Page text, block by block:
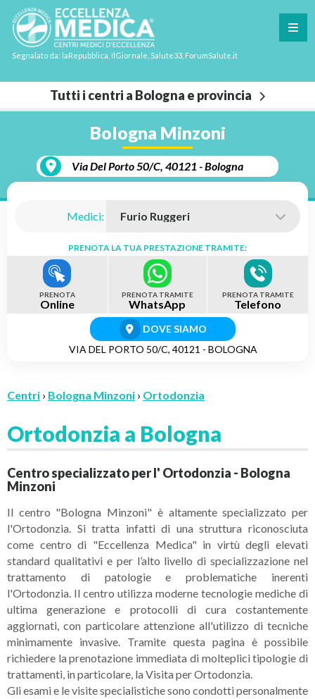
Segnalato da: laRepubblica, IlGiornale, Salute33, ForumSalute.it
Tutti i centri a Bologna e provincia
Bologna Minzoni
Via Del Porto 50/C, 40121 - Bologna
Medici:
PRENOTA LA TUA PRESTAZIONE TRAMITE:
PRENOTA
Online
PRENOTA TRAMITE
WhatsApp
PRENOTA TRAMITE
Telefono
DOVE SIAMO
VIA DEL PORTO 50/C, 40121 - BOLOGNA
Centri › Bologna Minzoni › Ortodonzia
Ortodonzia a Bologna
Centro specializzato per l' Ortodonzia - Bologna
Minzoni
Il centro "Bologna Minzoni" è altamente specializzato per
l'Ortodonzia. Si tratta infatti di una struttura riconosciuta
come centro di "Eccellenza Medica" in virtù degli elevati
standard qualitativi e per l’alto livello di specializzazione nel
trattamento di patologie e problematiche inerenti
l'Ortodonzia. Il centro utilizza moderne tecnologie mediche di
ultima generazione e protocolli di cura costantemente
aggiornati, con particolare attenzione all'utilizzo di tecniche
minimamente invasive. Tramite questa pagina è possibile
richiedere la prenotazione immediata di molteplici tipologie di
trattamenti, in particolare, la Visita per Ortodonzia.
Gli esami e le visite specialistiche sono condotti personalmente